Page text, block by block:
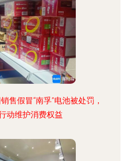
售假冒“南孚”电池被处罚，
动维护消费权益